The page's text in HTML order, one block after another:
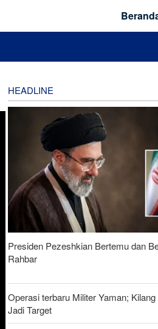
HEADLINE
Presiden Pezeshkian Bertemu dan
Rahbar
Operasi terbaru Militer Yaman;
Jadi Target